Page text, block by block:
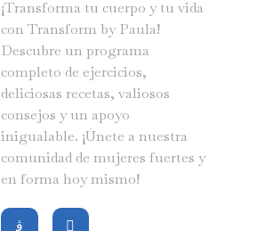
¡Transforma tu cuerpo y tu vida
con Transform by Paula!
Descubre un programa
completo de ejercicios,
deliciosas recetas, valiosos
consejos y un apoyo
inigualable. ¡Únete a nuestra
comunidad de mujeres fuertes y
en forma hoy mismo!